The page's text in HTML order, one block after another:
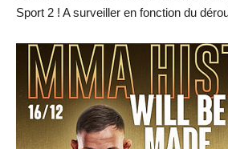
Sport 2 ! A surveiller en fonction du